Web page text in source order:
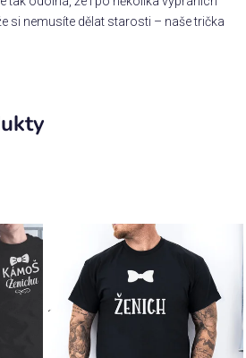
si nemusíte dělat starosti – naše trička